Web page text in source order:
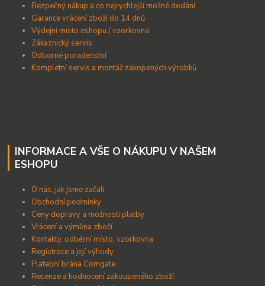
Bezpečný nákup a co nejrychlejší možné dodání
Garance vrácení zboží do 14 dnů
Výdejní místo eshopu / vzorkovna
Zákaznický servis
Odborné poradenství
Kompletní servis a montáž zakopených výrobků
INFORMACE A VŠE O NÁKUPU V NAŠEM
ESHOPU
O nás, jak jsme začali
Obchodní podmínky
Ceny dopravy a možnosti platby
Vrácení a výměna zboží
Kontakty, odběrní místo, vzorkovna
Registrace a její výhody
Platební brána Comgate
Recenze a hodnocení zakoupeného zboží